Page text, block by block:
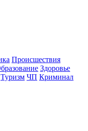
Происшествия
Здоровье
Туризм ЧП Криминал